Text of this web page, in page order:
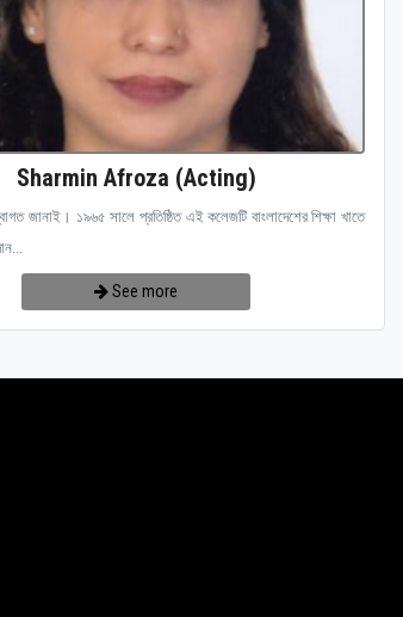
Sharmin Afroza (Acting)
জানাই। ১৯৬৫ সালে প্রতিষ্ঠিত এই কলেজটি বাংলাদেশের শিক্ষা খাতে
See more